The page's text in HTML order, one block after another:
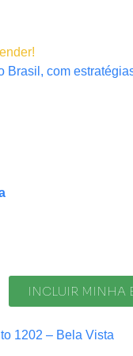
Brasil, com
INCLUIR MINHA
1202 – Bela Vista